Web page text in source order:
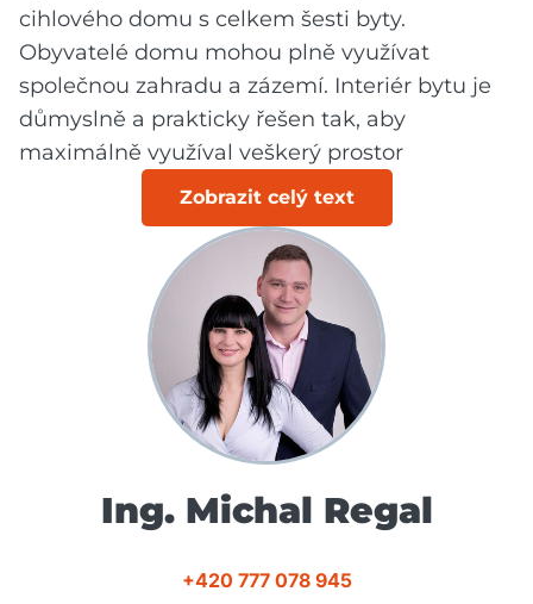
cihlového domu s celkem šesti byty.
Obyvatelé domu mohou plně využívat
společnou zahradu a zázemí. Interiér bytu je
důmyslně a prakticky řešen tak, aby
maximálně využíval veškerý prostor
Zobrazit celý text
Ing. Michal Regal
+420 777 078 945